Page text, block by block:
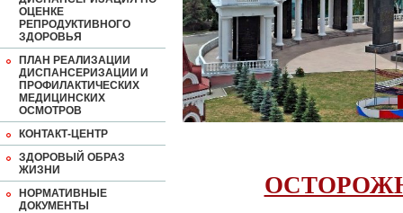
ОЦЕНКЕ
РЕПРОДУКТИВНОГО
ЗДОРОВЬЯ
ПЛАН РЕАЛИЗАЦИИ
ДИСПАНСЕРИЗАЦИИ И
ПРОФИЛАКТИЧЕСКИХ
МЕДИЦИНСКИХ
ОСМОТРОВ
КОНТАКТ-ЦЕНТР
ЗДОРОВЫЙ ОБРАЗ
ЖИЗНИ
НОРМАТИВНЫЕ
ДОКУМЕНТЫ